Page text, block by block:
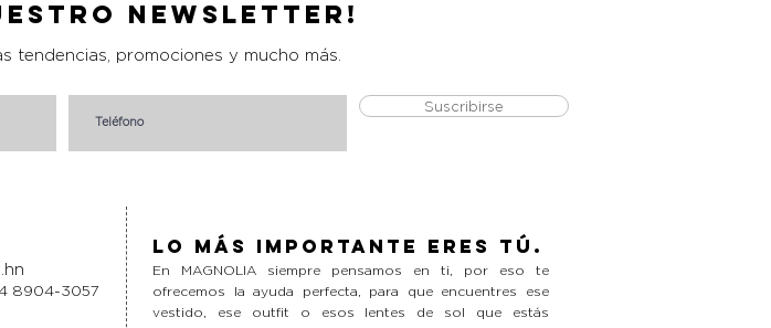
Newsletter!
tendencias, promociones y mucho más.
Suscribirse
8904-3057
Lo más importante eres tú.
En MAGNOLIA siempre pensamos en ti, por eso te
ofrecemos la ayuda perfecta, para que encuentres ese
vestido, ese outfit o esos lentes de sol que estás